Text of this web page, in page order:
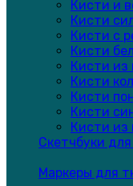
Кисти и
Кисти
Кисти с
Кисти
Кисти из
Кисти
Кисти
Кисти
Кисти
Скетчбуки
Маркеры для